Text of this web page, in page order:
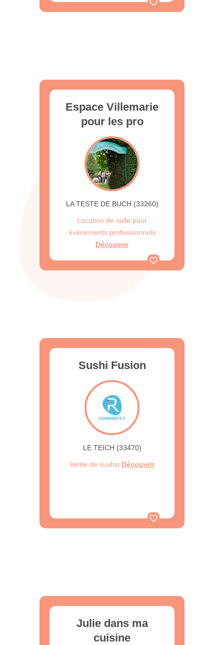
Espace Villemarie
pour les pro
LA TESTE DE BUCH (33260)
Location de salle pour
événements professionnels
Découvrir
Sushi Fusion
LE TEICH (33470)
Vente de sushis Découvrir
Julie dans ma
cuisine